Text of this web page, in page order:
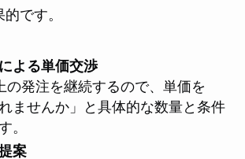
です。
よる単価交渉
の発注を継続するので、単価を
ませんか」と具体的な数量と条件
。
案